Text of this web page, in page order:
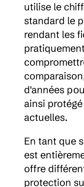
utilise le
standard le
rendant les
d'années
ainsi
actuelles.
En tant que
est
offre
protection